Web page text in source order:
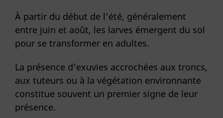
À partir du début de l’été, généralement
entre juin et août, les larves émergent du sol
pour se transformer en adultes.
La présence d’exuvies accrochées aux troncs,
aux tuteurs ou à la végétation environnante
constitue souvent un premier signe de leur
présence.